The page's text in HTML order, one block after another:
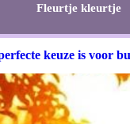
Fleurtje kleurtje
keuze is voor